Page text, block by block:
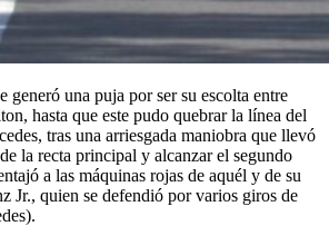
generó una puja por ser su escolta entre
hasta que este pudo quebrar la línea del
tras una arriesgada maniobra que llevó
la recta principal y alcanzar el segundo
a las máquinas rojas de aquél y de su
Jr., quien se defendió por varios giros de